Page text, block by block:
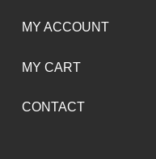
MY ACCOUNT
MY CART
CONTACT